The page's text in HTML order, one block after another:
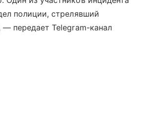
полиции, стрелявший
— передает Telegram-канал